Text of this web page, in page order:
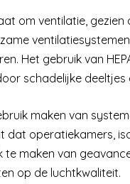
om ventilatie,
Het gebruik van
schadelijke
maken van
operatiekamers,
maken van
op de luchtkwaliteit.